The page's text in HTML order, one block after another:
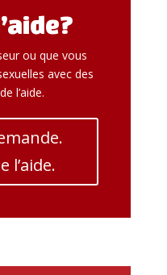
ou que vous
avec des
l’aide.
l’aide.